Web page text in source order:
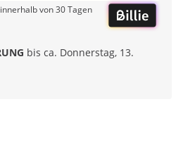
von 30 Tagen
bis ca. Donnerstag, 13.